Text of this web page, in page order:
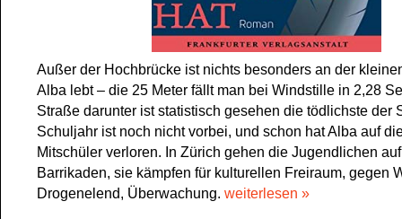
Außer der Hochbrücke ist nichts besonders an der
Alba lebt – die 25 Meter fällt man bei Windstille in 2,28
Straße darunter ist statistisch gesehen die tödlichste der
Schuljahr ist noch nicht vorbei, und schon hat Alba auf
Mitschüler verloren. In Zürich gehen die Jugendlichen
Barrikaden, sie kämpfen für kulturellen Freiraum, gegen
Drogenelend, Überwachung. weiterlesen »